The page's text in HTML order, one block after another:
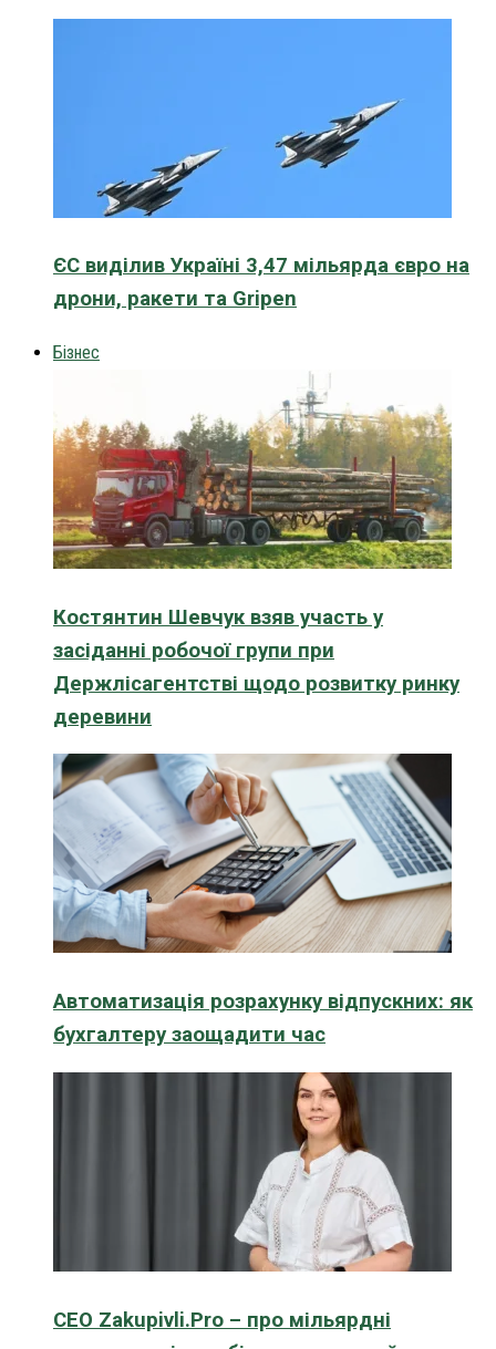
ЄС виділив Україні 3,47 мільярда євро на
дрони, ракети та Gripen
Бізнес
Костянтин Шевчук взяв участь у
засіданні робочої групи при
Держлісагентстві щодо розвитку ринку
деревини
Автоматизація розрахунку відпускних: як
бухгалтеру заощадити час
CEO Zakupivli.Pro – про мільярдні